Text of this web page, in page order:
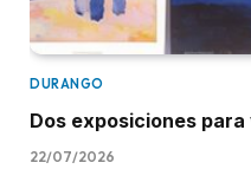
DURANGO
Dos exposiciones
22/07/2026